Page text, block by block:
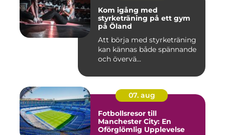
Kom igång med
styrketräning på ett gym
på Öland
Att börja med styrketräning
kan kännas både spännande
och övervä...
07. aug
Fotbollsresor till
Manchester City: En
Oförglömlig Upplevelse